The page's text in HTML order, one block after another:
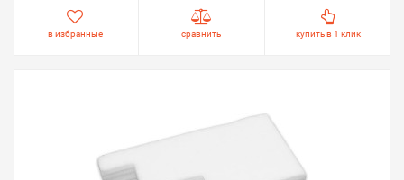
в избранные сравнить купить в 1 клик